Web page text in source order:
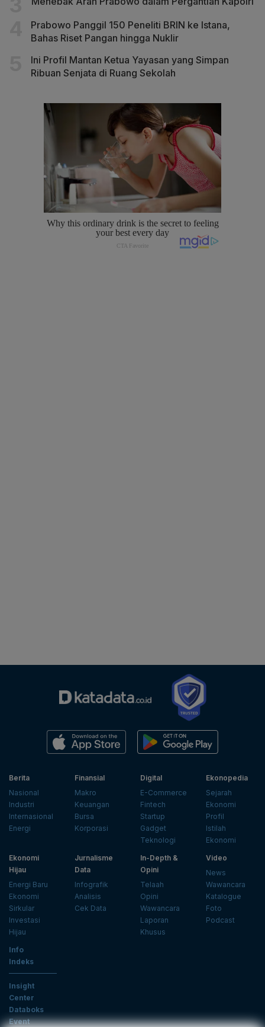
Prabowo Panggil 150 Peneliti BRIN ke Istana,
Bahas Riset Pangan hingga Nuklir
Ini Profil Mantan Ketua Yayasan yang Simpan
Ribuan Senjata di Ruang Sekolah
Berita
Nasional
Industri
Internasional
Energi
Finansial
Makro
Keuangan
Bursa
Korporasi
Digital
E-Commerce
Fintech
Startup
Gadget
Teknologi
Ekonopedia
Sejarah
Ekonomi
Profil
Istilah
Ekonomi
Ekonomi
Hijau
Energi Baru
Ekonomi
Sirkular
Investasi
Hijau
Jurnalisme
Data
Infografik
Analisis
Cek Data
In-Depth &
Opini
Telaah
Opini
Wawancara
Laporan
Khusus
Video
News
Wawancara
Katalogue
Foto
Podcast
Info
Indeks
Insight
Center
Databoks
Event